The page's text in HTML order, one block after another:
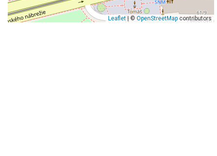
Leaflet| ©OpenStreetMapcontributors